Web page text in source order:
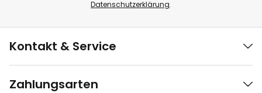
Datenschutzerklärung.
Kontakt & Service
Zahlungsarten